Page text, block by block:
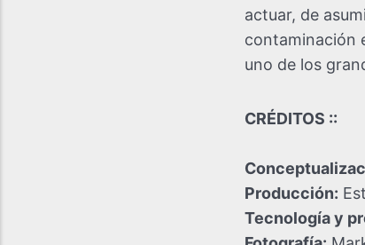
actuar, de
contaminación
uno de los
CRÉDITOS ::
Producción:
Tecnología y